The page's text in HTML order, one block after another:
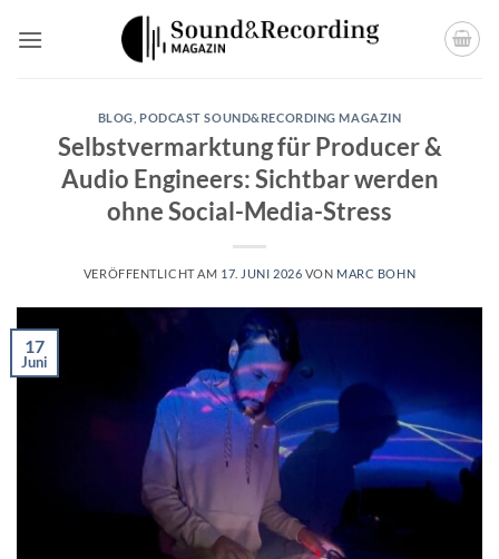
Inhalt
BLOG PODCAST SOUND&RECORDING MAGAZIN
Selbstvermarktung für Producer &
Audio Engineers: Sichtbar werden
ohne Social-Media-Stress
VERÖFFENTLICHT AM 17. JUNI 2026 VON MARC BOHN
17
Juni